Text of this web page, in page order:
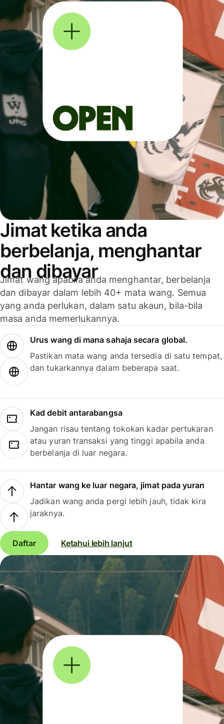
Jimat ketika anda
berbelanja, menghantar
dan dibayar
Jimat wang apabila anda menghantar, berbelanja
dan dibayar dalam lebih 40+ mata wang. Semua
yang anda perlukan, dalam satu akaun, bila-bila
masa anda memerlukannya.
Urus wang di mana sahaja secara global.
Pastikan mata wang anda tersedia di satu tempat,
dan tukarkannya dalam beberapa saat.
Kad debit antarabangsa
Jangan risau tentang tokokan kadar pertukaran
atau yuran transaksi yang tinggi apabila anda
berbelanja di luar negara.
Hantar wang ke luar negara, jimat pada yuran
Jadikan wang anda pergi lebih jauh, tidak kira
jaraknya.
Daftar Ketahui lebih lanjut